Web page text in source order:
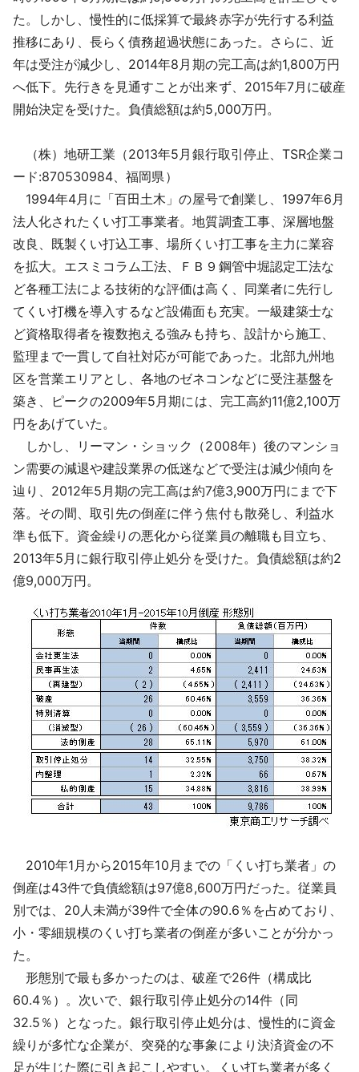
た。しかし、慢性的に低採算で最終赤字が先行する利益
推移にあり、長らく債務超過状態にあった。さらに、近
年は受注が減少し、2014年8月期の完工高は約1,800万円
へ低下。先行きを見通すことが出来ず、2015年7月に破産
開始決定を受けた。負債総額は約5,000万円。
（株）地研工業（2013年5月銀行取引停止、TSR企業コ
ード:870530984、福岡県）
1994年4月に「百田土木」の屋号で創業し、1997年6月
法人化されたくい打工事業者。地質調査工事、深層地盤
改良、既製くい打込工事、場所くい打工事を主力に業容
を拡大。エスミコラム工法、ＦＢ９鋼管中堀認定工法な
ど各種工法による技術的な評価は高く、同業者に先行し
てくい打機を導入するなど設備面も充実。一級建築士な
ど資格取得者を複数抱える強みも持ち、設計から施工、
監理まで一貫して自社対応が可能であった。北部九州地
区を営業エリアとし、各地のゼネコンなどに受注基盤を
築き、ピークの2009年5月期には、完工高約11億2,100万
円をあげていた。
しかし、リーマン・ショック（2008年）後のマンショ
ン需要の減退や建設業界の低迷などで受注は減少傾向を
辿り、2012年5月期の完工高は約7億3,900万円にまで下
落。その間、取引先の倒産に伴う焦付も散発し、利益水
準も低下。資金繰りの悪化から従業員の離職も目立ち、
2013年5月に銀行取引停止処分を受けた。負債総額は約2
億9,000万円。
2010年1月から2015年10月までの「くい打ち業者」の
倒産は43件で負債総額は97億8,600万円だった。従業員
別では、20人未満が39件で全体の90.6％を占めており、
小・零細規模のくい打ち業者の倒産が多いことが分かっ
た。
形態別で最も多かったのは、破産で26件（構成比
60.4％）。次いで、銀行取引停止処分の14件（同
32.5％）となった。銀行取引停止処分は、慢性的に資金
繰りが多忙な企業が、突発的な事象により決済資金の不
足が生じた際に引き起こしやすい。くい打ち業者が多く